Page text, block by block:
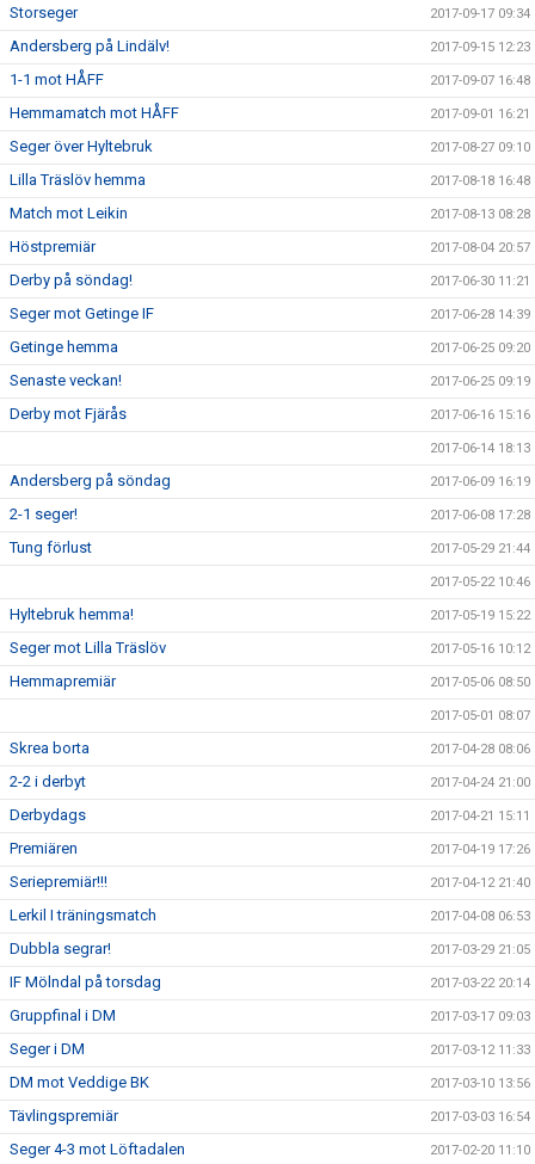
Storseger 2017-09-17 09:34
Andersberg på Lindälv! 2017-09-15 12:23
1-1 mot HÅFF 2017-09-07 16:48
Hemmamatch mot HÅFF 2017-09-01 16:21
Seger över Hyltebruk 2017-08-27 09:10
Lilla Träslöv hemma 2017-08-18 16:48
Match mot Leikin 2017-08-13 08:28
Höstpremiär 2017-08-04 20:57
Derby på söndag! 2017-06-30 11:21
Seger mot Getinge IF 2017-06-28 14:39
Getinge hemma 2017-06-25 09:20
Senaste veckan! 2017-06-25 09:19
Derby mot Fjärås 2017-06-16 15:16
2017-06-14 18:13
Andersberg på söndag 2017-06-09 16:19
2-1 seger! 2017-06-08 17:28
Tung förlust 2017-05-29 21:44
2017-05-22 10:46
Hyltebruk hemma! 2017-05-19 15:22
Seger mot Lilla Träslöv 2017-05-16 10:12
Hemmapremiär 2017-05-06 08:50
2017-05-01 08:07
Skrea borta 2017-04-28 08:06
2-2 i derbyt 2017-04-24 21:00
Derbydags 2017-04-21 15:11
Premiären 2017-04-19 17:26
Seriepremiär!!! 2017-04-12 21:40
Lerkil I träningsmatch 2017-04-08 06:53
Dubbla segrar! 2017-03-29 21:05
IF Mölndal på torsdag 2017-03-22 20:14
Gruppfinal i DM 2017-03-17 09:03
Seger i DM 2017-03-12 11:33
DM mot Veddige BK 2017-03-10 13:56
Tävlingspremiär 2017-03-03 16:54
Seger 4-3 mot Löftadalen 2017-02-20 11:10